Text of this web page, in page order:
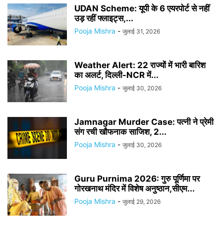
UDAN Scheme: यूपी के 6 एयरपोर्ट से नहीं
उड़ रहीं फ्लाइट्स,...
Pooja Mishra - जुलाई 31, 2026
Weather Alert: 22 राज्यों में भारी बारिश
का अलर्ट, दिल्ली-NCR में...
Pooja Mishra - जुलाई 30, 2026
Jamnagar Murder Case: पत्नी ने प्रेमी
संग रची खौफनाक साजिश, 2...
Pooja Mishra - जुलाई 30, 2026
Guru Purnima 2026: गुरु पूर्णिमा पर
गोरखनाथ मंदिर में विशेष अनुष्ठान,सीएम...
Pooja Mishra - जुलाई 29, 2026